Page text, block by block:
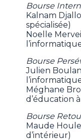
Bourse
Kalnam
spécialisée)
Noelle
Bourse
Julien
Méghane
d’éducation
Bourse
Maude
d’intérieur)